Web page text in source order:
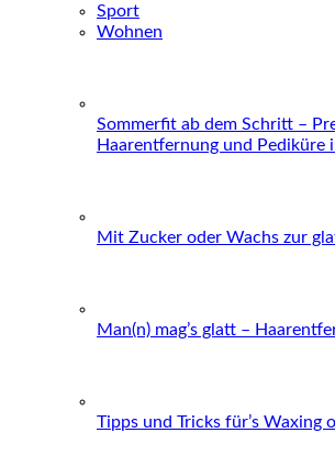
Sport
Wohnen
Sommerfit ab dem Schritt –
Haarentfernung und Pediküre
Mit Zucker oder Wachs zur
Man(n) mag’s glatt –
Tipps und Tricks für’s Waxing